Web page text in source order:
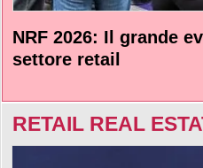
NRF 2026: Il grande
settore retail
RETAIL REAL